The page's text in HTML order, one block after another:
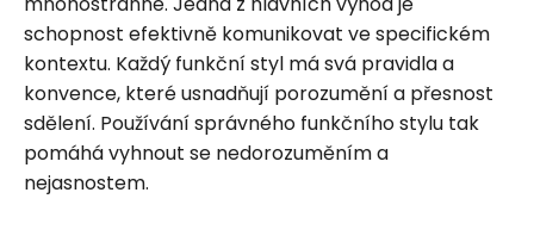
schopnost efektivně komunikovat ve specifickém
kontextu. Každý funkční styl má svá pravidla a
konvence, které usnadňují porozumění a přesnost
sdělení. Používání správného funkčního stylu tak
pomáhá vyhnout se nedorozuměním a
nejasnostem.